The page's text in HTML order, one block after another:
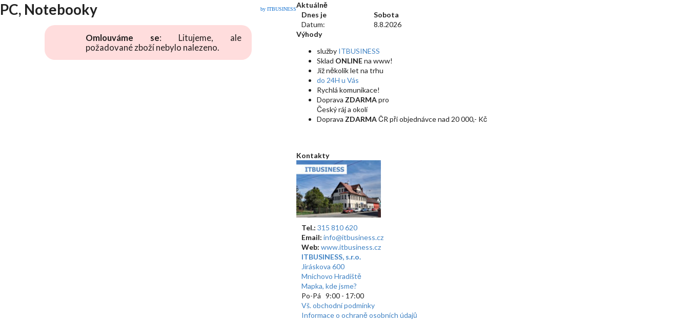
PC, Notebooky by ITBUSINESS
Omlouváme se: Litujeme, ale
požadované zboží nebylo nalezeno.
Aktuálně
Dnes je
Sobota
Datum:
8.8.2026
Výhody
služby ITBUSINESS
Sklad ONLINEna www!
Již několik let na trhu
do 24H u Vás
Rychlá komunikace!
Doprava ZDARMApro
Český ráj a okolí
Doprava ZDARMAČR při objednávce nad 20 000,- Kč
Kontakty
Tel.: 315 810 620
Email: info@itbusiness.cz
Web: www.itbusiness.cz
ITBUSINESS, s.r.o.
Jiráskova 600
Mnichovo Hradiště
Mapka, kde jsme?
Po-Pá 9:00 - 17:00
Vš. obchodní podmínky
Informace o ochraně osobních údajů